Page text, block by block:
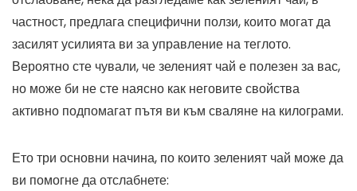
частност, предлага специфични ползи, които могат да
засилят усилията ви за управление на теглото.
Вероятно сте чували, че зеленият чай е полезен за вас,
но може би не сте наясно как неговите свойства
активно подпомагат пътя ви към сваляне на килограми.
Ето три основни начина, по които зеленият чай може да
ви помогне да отслабнете: